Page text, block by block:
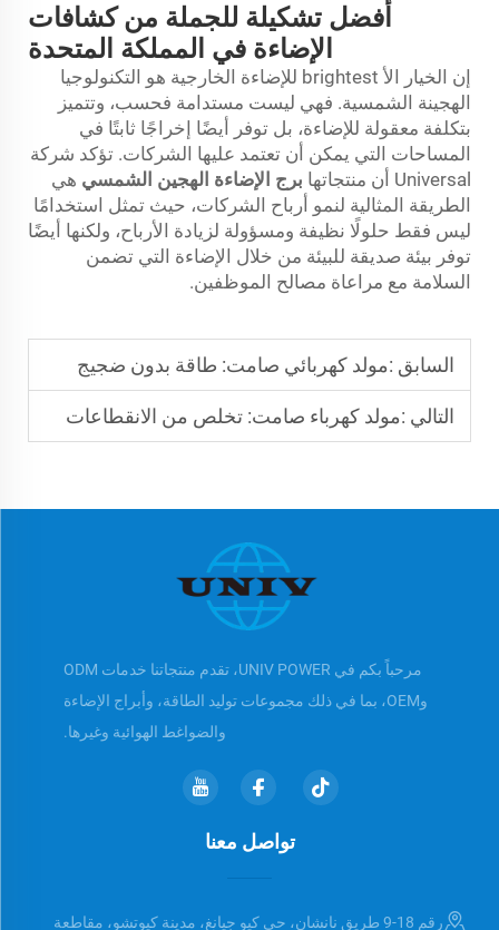
أفضل تشكيلة للجملة من كشافات
الإضاءة في المملكة المتحدة
إن الخيار الأ brightest للإضاءة الخارجية هو التكنولوجيا
الهجينة الشمسية. فهي ليست مستدامة فحسب، وتتميز
بتكلفة معقولة للإضاءة، بل توفر أيضًا إخراجًا ثابتًا في
المساحات التي يمكن أن تعتمد عليها الشركات. تؤكد شركة
Universal أن منتجاتها
برج الإضاءة الهجين الشمسي هي
الطريقة المثالية لنمو أرباح الشركات، حيث تمثل استخدامًا
ليس فقط حلولًا نظيفة ومسؤولة لزيادة الأرباح، ولكنها أيضًا
توفر بيئة صديقة للبيئة من خلال الإضاءة التي تضمن
السلامة مع مراعاة مصالح الموظفين.
السابق :مولد كهربائي صامت: طاقة بدون ضجيج
التالي :مولد كهرباء صامت: تخلص من الانقطاعات
مرحباً بكم في UNIV POWER، تقدم منتجاتنا خدمات ODM
وOEM، بما في ذلك مجموعات توليد الطاقة، وأبراج الإضاءة
والضواغط الهوائية وغيرها.
تواصل معنا
رقم 18-9 طريق نانشان، حي كيو جيانغ، مدينة كيوتشو، مقاطعة